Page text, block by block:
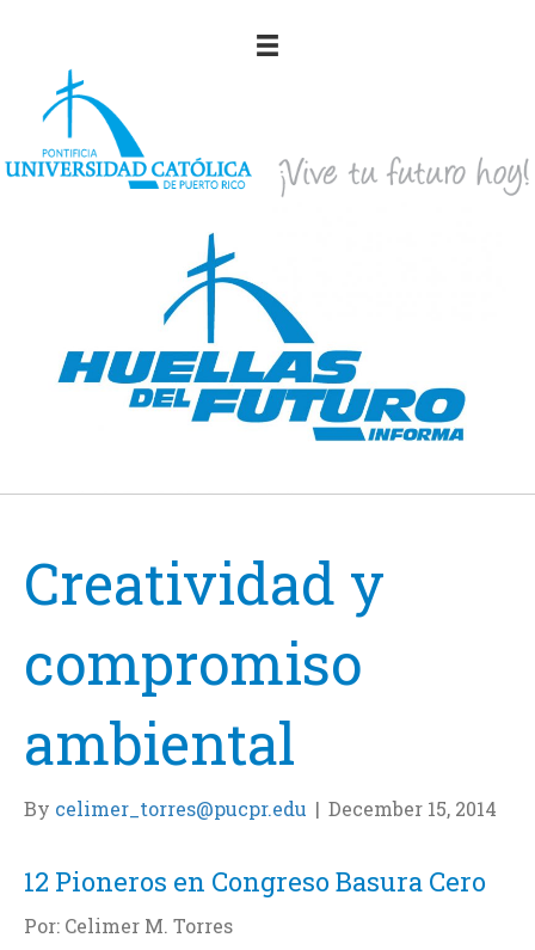
Creatividad y
compromiso
ambiental
By celimer_torres@pucpr.edu | December 15, 2014
12 Pioneros en Congreso Basura Cero
Por: Celimer M. Torres